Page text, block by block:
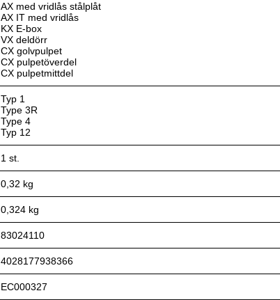
AX med vridlås stålplåt
AX IT med vridlås
KX E-box
VX deldörr
CX golvpulpet
CX pulpetöverdel
CX pulpetmittdel
Typ 1
Type 3R
Type 4
Typ 12
1 st.
0,32 kg
0,324 kg
83024110
4028177938366
EC000327